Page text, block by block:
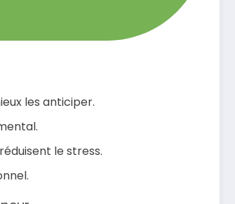
les anticiper.
le stress.